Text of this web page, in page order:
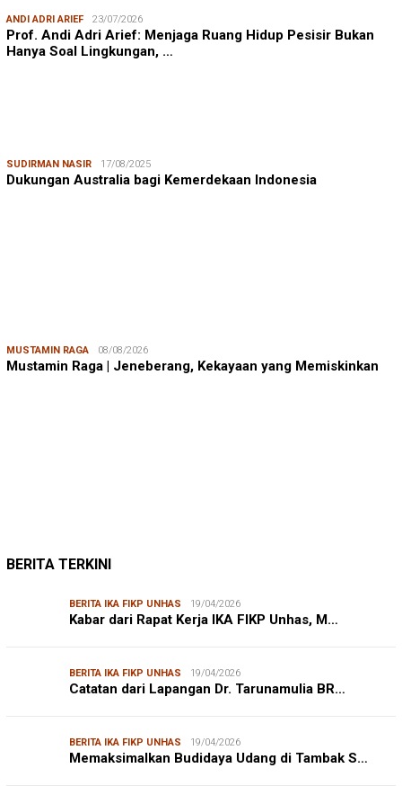
ANDI ADRI ARIEF 23/07/2026
Prof. Andi Adri Arief: Menjaga Ruang Hidup Pesisir Bukan
Hanya Soal Lingkungan, …
SUDIRMAN NASIR 17/08/2025
Dukungan Australia bagi Kemerdekaan Indonesia
MUSTAMIN RAGA 08/08/2026
Mustamin Raga | Jeneberang, Kekayaan yang Memiskinkan
BERITA TERKINI
BERITA IKA FIKP UNHAS 19/04/2026
Kabar dari Rapat Kerja IKA FIKP Unhas, M…
BERITA IKA FIKP UNHAS 19/04/2026
Catatan dari Lapangan Dr. Tarunamulia BR…
BERITA IKA FIKP UNHAS 19/04/2026
Memaksimalkan Budidaya Udang di Tambak S…